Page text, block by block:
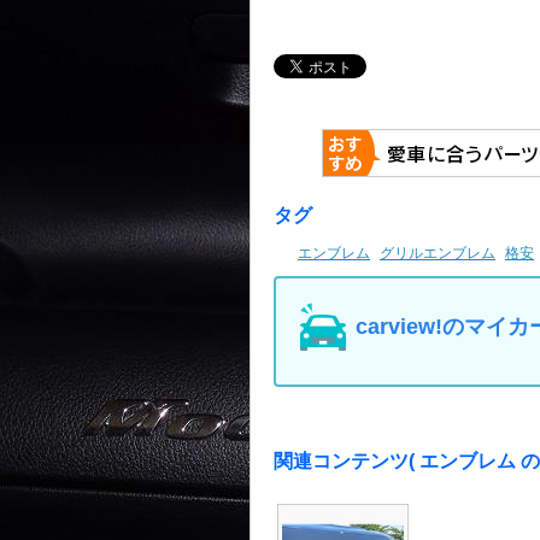
タグ
エンブレム グリルエンブレム 格安
carview!のマイカ
関連コンテンツ( エンブレム